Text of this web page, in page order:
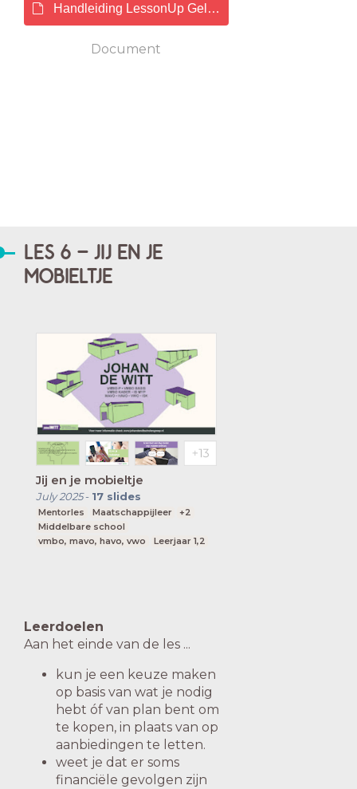
Handleiding LessonUp Geld verdienen def.pdf
Document
LES 6 - JIJ EN JE
MOBIELTJE
Jij en je mobieltje
July 2025- 17 slides
Mentorles Maatschappijleer
+2
Middelbare school
vmbo, mavo, havo, vwo
Leerjaar 1,2
Leerdoelen
Aan het einde van de les ...
kun je een keuze maken
op basis van wat je nodig
hebt óf van plan bent om
te kopen, in plaats van op
aanbiedingen te letten.
weet je dat er soms
financiële gevolgen zijn